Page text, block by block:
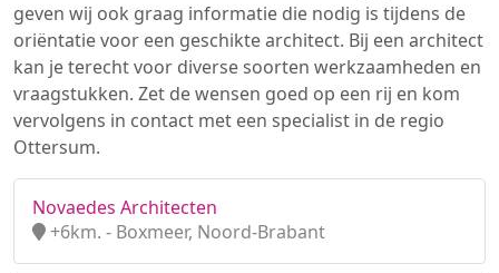
geven wij ook graag informatie die nodig is tijdens de
oriëntatie voor een geschikte architect. Bij een architect
kan je terecht voor diverse soorten werkzaamheden en
vraagstukken. Zet de wensen goed op een rij en kom
vervolgens in contact met een specialist in de regio
Ottersum.
Novaedes Architecten
+6km. - Boxmeer, Noord-Brabant